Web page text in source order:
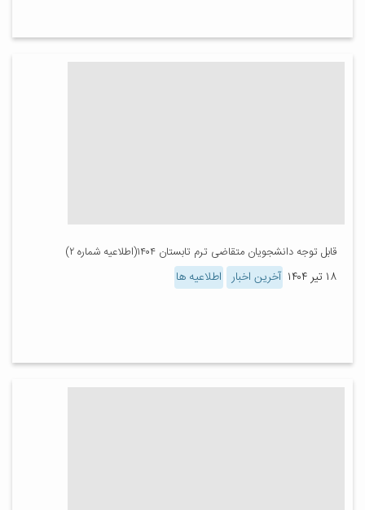
قابل توجه دانشجویان متقاضی ترم تابستان ۱۴۰۴(اطلاعیه شماره ۲)
۱۸ تیر ۱۴۰۴ آخرین اخبار اطلاعیه ها